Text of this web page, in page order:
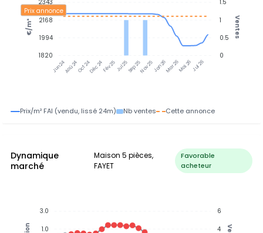
Jun 24Aoû 24Oct 24Déc 24Fév 25Jul 25Sep 25Nov 25Jan 26Mar 26Mai 26Jul 26
Prix annonce
1.5
1
0.5
0
Ventes
2343
2168
1994
1820
€/m²
Prix/m² FAI (vendu, lissé 24m) Nb ventes Cette annonce
Dynamique
marché
Maison 5 pièces,
FAYET
Favorable
acheteur
6
4
3.0
1.0